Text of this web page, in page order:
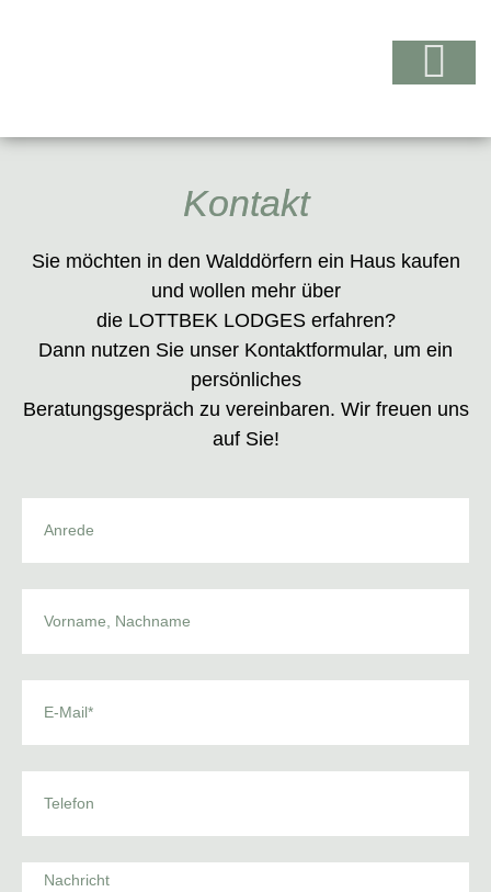
Kontakt
Sie möchten in den Walddörfern ein Haus kaufen
und wollen mehr über
die LOTTBEK LODGES erfahren?
Dann nutzen Sie unser Kontaktformular, um ein
persönliches
Beratungsgespräch zu vereinbaren. Wir freuen uns
auf Sie!